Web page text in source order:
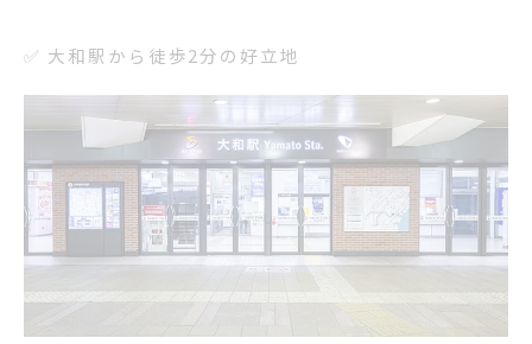
✅ 大和駅から徒歩2分の好立地